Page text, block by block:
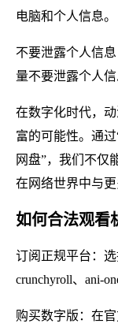
电脑和个人信息。
不要泄露个人信
量不要泄露个人
在数字化时代，
富的可能性。通
网盘”，我们不仅
在网络世界中与
如何合法观看
订阅正规平台：
crunchyroll、ani-
购买数字版：在